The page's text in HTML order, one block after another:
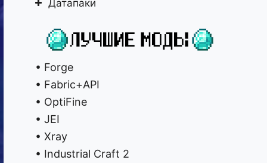
Датапаки
• Forge
• Fabric+API
• OptiFine
• JEI
• Xray
• Industrial Craft 2